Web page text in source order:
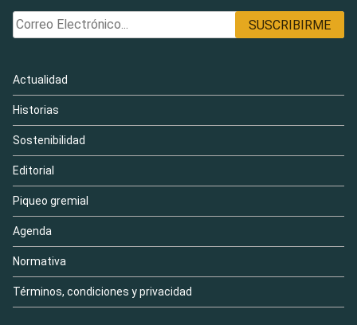
Actualidad
Historias
Sostenibilidad
Editorial
Piqueo gremial
Agenda
Normativa
Términos, condiciones y privacidad